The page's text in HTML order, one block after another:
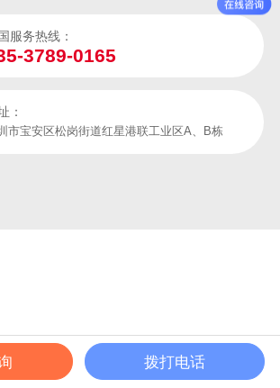
服务热线：
3789-0165
：
市宝安区松岗街道红星港联工业区A、B栋
成功案例 解决方案
拨打电话